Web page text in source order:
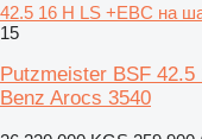
42.5 16 H LS +EBC на
15
Putzmeister BSF
Benz Arocs 3540